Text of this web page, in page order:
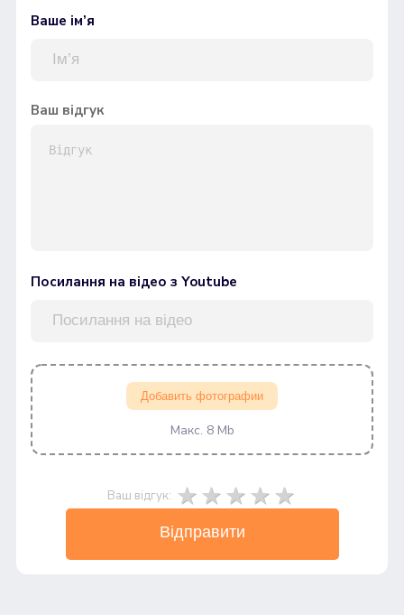
Ваше ім’я
Ваш відгук
Посилання на відео з Youtube
Добавить фотографии
Макс. 8 Mb
Ваш відгук:
Відправити